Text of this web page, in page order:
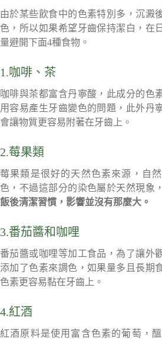
由於某些飲食中的色素特別多，沉澱
色，所以如果希望牙齒保持潔白，在
量避開下面4種食物。
1.咖啡、茶
咖啡與茶都富含丹寧酸，此成分的色
用容易產生牙齒變色的問題，此外丹
會讓物質更容易附著在牙齒上。
2.莓果類
莓果類是很好的天然色素來源，自
色，不過這部分的染色屬於天然現象
飯後清潔習慣，影響並沒有那麼大。
3.番茄醬和咖哩
番茄醬或咖哩等加工食品，為了讓外
添加了色素來調色，如果量多且長期
色素更容易黏在牙齒上。
4.紅酒
紅酒原料是使用富含色素的葡萄，